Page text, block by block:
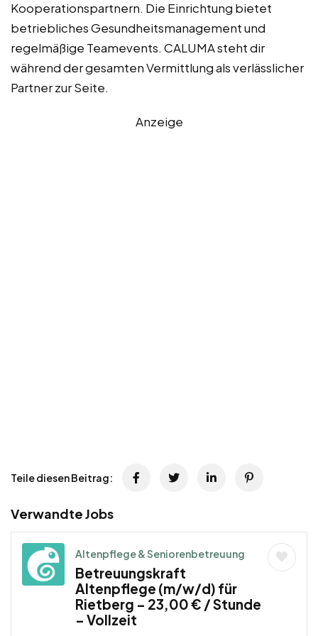
Kooperationspartnern. Die Einrichtung bietet
betriebliches Gesundheitsmanagement und
regelmäßige Teamevents. CALUMA steht dir
während der gesamten Vermittlung als verlässlicher
Partner zur Seite.
Anzeige
Teile diesen Beitrag:
Verwandte Jobs
Altenpflege & Seniorenbetreuung
Betreuungskraft
Altenpflege (m/w/d) für
Rietberg – 23,00 € / Stunde
– Vollzeit